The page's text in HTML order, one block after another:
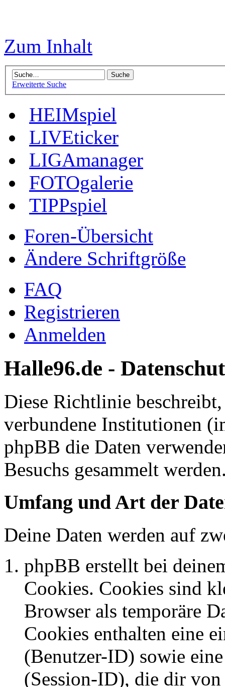
Zum Inhalt
Erweiterte Suche
HEIMspiel
LIVEticker
LIGAmanager
FOTOgalerie
TIPPspiel
Foren-Übersicht
Ändere Schriftgröße
FAQ
Registrieren
Anmelden
Halle96.de -
Diese Richtlinie
verbundene Institutionen
phpBB die Daten
Besuchs gesammelt
Umfang und Art der
Deine Daten werden auf
phpBB erstellt bei
Cookies. Cookies sind
Browser als temporäre
Cookies enthalten eine
(Benutzer-ID) sowie
(Session-ID), die dir